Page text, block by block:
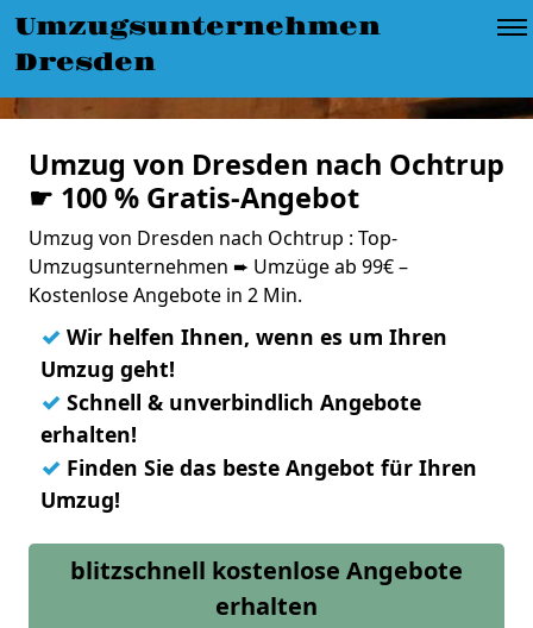
Umzugsunternehmen
Dresden
Umzug von Dresden nach Ochtrup
☛ 100 % Gratis-Angebot
Umzug von Dresden nach Ochtrup : Top-
Umzugsunternehmen ➨ Umzüge ab 99€ –
Kostenlose Angebote in 2 Min.
✓ Wir helfen Ihnen, wenn es um Ihren
Umzug geht!
✓ Schnell & unverbindlich Angebote
erhalten!
✓ Finden Sie das beste Angebot für Ihren
Umzug!
blitzschnell kostenlose Angebote
erhalten